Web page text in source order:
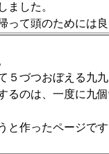
ました。
って頭のためには
５づつおぼえる九
るのは、一度に九
と作ったページで